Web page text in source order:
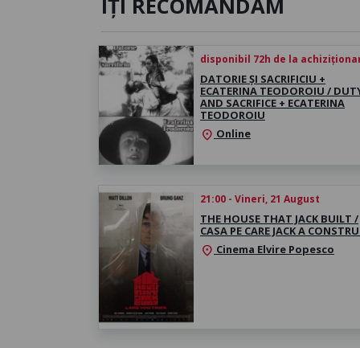
ÎȚI RECOMANDĂM
disponibil 72h de la
DATORIE ȘI SACRIFICIU +
ECATERINA TEODOROIU /
AND SACRIFICE + ECATERINA
TEODOROIU
location_on Online
21:00 - Vineri, 21 August
THE HOUSE THAT JACK BUILT /
CASA PE CARE JACK A
location_on Cinema Elvire Popesco